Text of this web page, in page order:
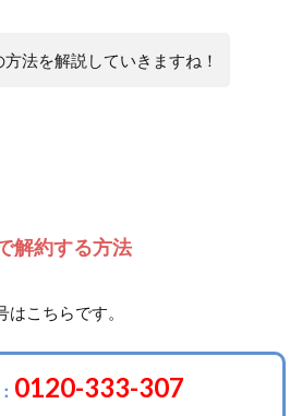
法を解説していきますね！
解約する方法
こちらです。
0120-333-307